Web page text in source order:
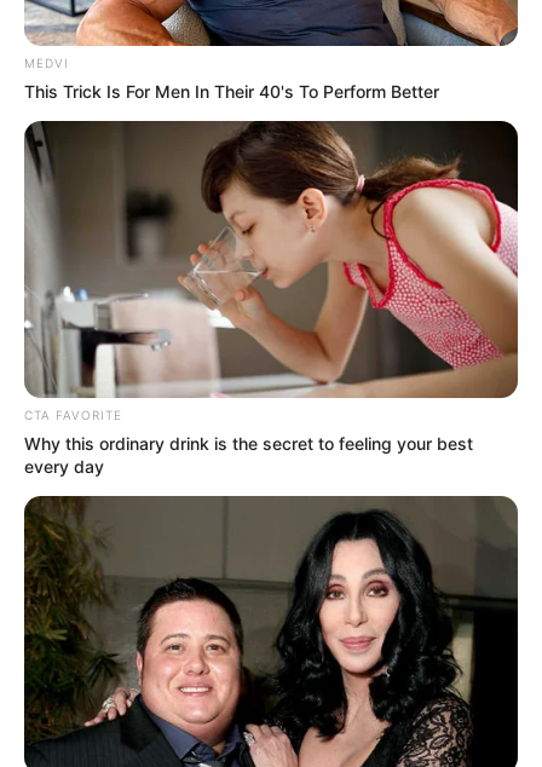
Ολοσχερώς κάηκε ένα συνεργείο αυτοκινήτων
στην περιοχή τουΒασιλικούτο απόγευμα
της Τετάρτης 10/12. Ξαφνικά άρχισαν να
βγαίνουν καπνοί από την επιχείρηση και όλη
η γειτονιά βρέθηκε στο σημείο.
Την ίδια ώρα, έσπευσαν δυνάμεις της
πυροσβεστικής στην περιοχή και έπεσαν στην
μάχη για να θέσουν υπό έλεγχο τηνφωτιά
Η πυρκαγιά εκδηλώθηκε στο εσωτερικό του
συνεργείου αυτοκινήτων και επεκτάθηκε
αστραπιαία.
Λόγω των εύφλεκτων υλικών που υπήρχαν στο
συνεργείο, οι φλόγες επεκτάθηκαν αμέσως,
τυλίγοντας το κτίριο μέσα σε ελάχιστα λεπτά.
Ο ιδιοκτήτης της επιχείρησης, βλέποντας την
περιουσία του να κινδυνεύει, επιχείρησε να
αντιμετωπίσει τη φωτιά πριν αυτή
γιγαντωθεί, με αποτέλεσμα να τραυματιστεί.
MEDVI
This Trick Is For Men In Their 40's To Perform Better
CTA FAVORITE
Why this ordinary drink is the secret to feeling your best
every day